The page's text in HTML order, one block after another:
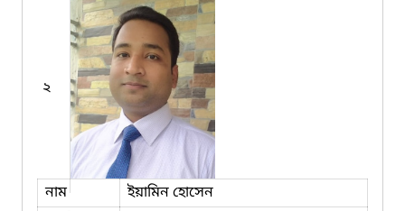
২
নাম
ইয়ামিন হোসেন